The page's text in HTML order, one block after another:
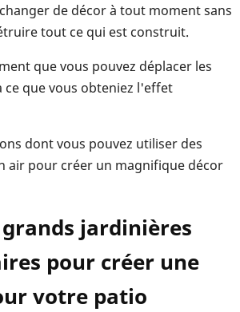
de décor à tout moment sans
tout ce qui est construit.
que vous pouvez déplacer les
que vous obteniez l'effet
dont vous pouvez utiliser des
air pour créer un magnifique décor
jardinières
pour créer une
votre patio